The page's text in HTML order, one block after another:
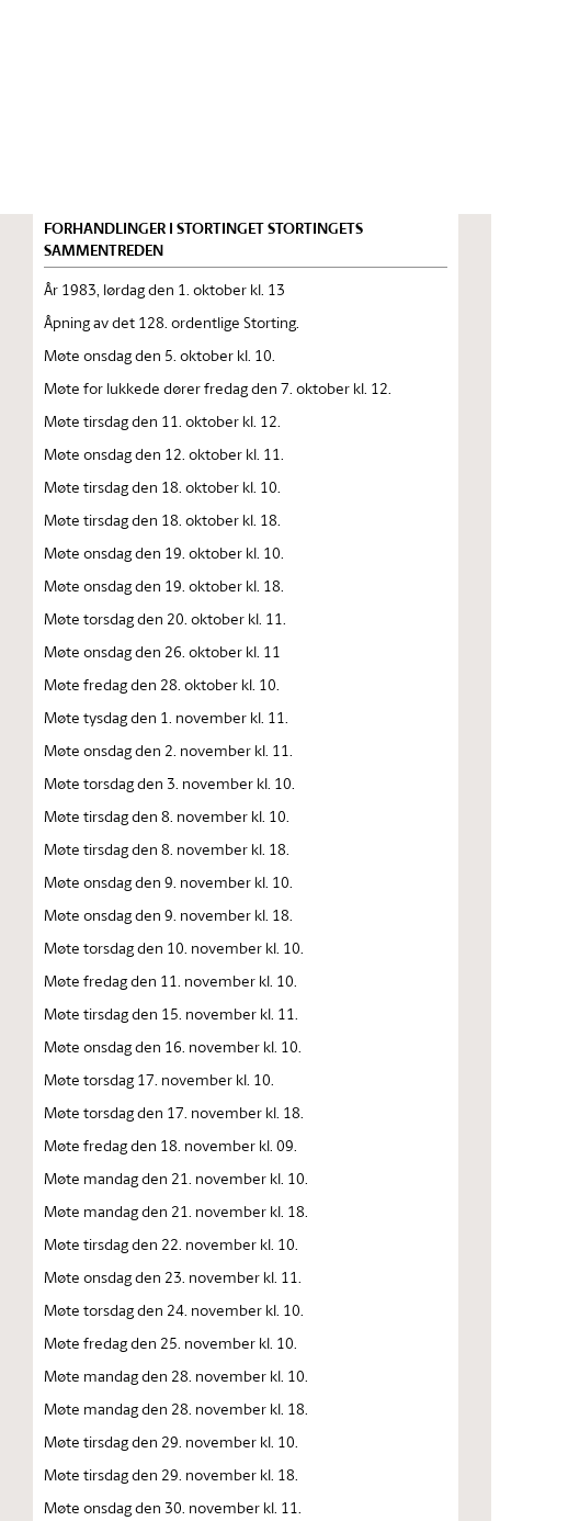
FORHANDLINGER I STORTINGET STORTINGETS
SAMMENTREDEN
År 1983, lørdag den 1. oktober kl. 13
Åpning av det 128. ordentlige Storting.
Møte onsdag den 5. oktober kl. 10.
Møte for lukkede dører fredag den 7. oktober kl. 12.
Møte tirsdag den 11. oktober kl. 12.
Møte onsdag den 12. oktober kl. 11.
Møte tirsdag den 18. oktober kl. 10.
Møte tirsdag den 18. oktober kl. 18.
Møte onsdag den 19. oktober kl. 10.
Møte onsdag den 19. oktober kl. 18.
Møte torsdag den 20. oktober kl. 11.
Møte onsdag den 26. oktober kl. 11
Møte fredag den 28. oktober kl. 10.
Møte tysdag den 1. november kl. 11.
Møte onsdag den 2. november kl. 11.
Møte torsdag den 3. november kl. 10.
Møte tirsdag den 8. november kl. 10.
Møte tirsdag den 8. november kl. 18.
Møte onsdag den 9. november kl. 10.
Møte onsdag den 9. november kl. 18.
Møte torsdag den 10. november kl. 10.
Møte fredag den 11. november kl. 10.
Møte tirsdag den 15. november kl. 11.
Møte onsdag den 16. november kl. 10.
Møte torsdag 17. november kl. 10.
Møte torsdag den 17. november kl. 18.
Møte fredag den 18. november kl. 09.
Møte mandag den 21. november kl. 10.
Møte mandag den 21. november kl. 18.
Møte tirsdag den 22. november kl. 10.
Møte onsdag den 23. november kl. 11.
Møte torsdag den 24. november kl. 10.
Møte fredag den 25. november kl. 10.
Møte mandag den 28. november kl. 10.
Møte mandag den 28. november kl. 18.
Møte tirsdag den 29. november kl. 10.
Møte tirsdag den 29. november kl. 18.
Møte onsdag den 30. november kl. 11.